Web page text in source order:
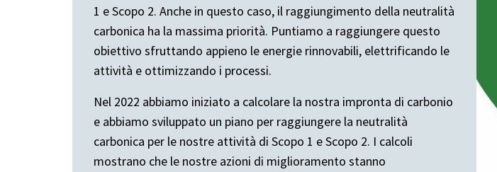
1 e Scopo 2. Anche in questo caso, il raggiungimento della neutralità
carbonica ha la massima priorità. Puntiamo a raggiungere questo
obiettivo sfruttando appieno le energie rinnovabili, elettrificando le
attività e ottimizzando i processi.
Nel 2022 abbiamo iniziato a calcolare la nostra impronta di carbonio
e abbiamo sviluppato un piano per raggiungere la neutralità
carbonica per le nostre attività di Scopo 1 e Scopo 2. I calcoli
mostrano che le nostre azioni di miglioramento stanno